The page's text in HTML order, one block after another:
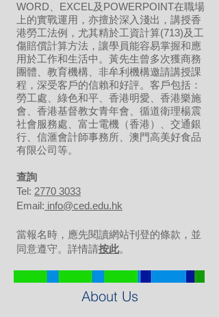
WORD、EXCEL及POWERPOINT在職場
上的實戰運用，亦擅於深入淺出，講授香
港勞工法例，尤其精於工資計算(713)及工
傷賠償計算方法，讓學員能容易掌握和應
用於工作和生活中。黃先生曾多次獲商務
團體、教育機構、非牟利機構邀請講授課
程，深受客戶的信賴和好評。客戶包括：
勞工處、綠色和平、香港明愛、香港樂施
會、香港基督教女青年會、循道衛理楊震
社會服務處、富士電機（香港）、交通銀
行、信滙會計師事務所、澳門高美好食品
有限公司等。
​查詢
Tel: 2770 3033
Email: info@ced.edu.hk
當報名時，應先閱讀網站刊登的條款，並
同意遵守。詳情請按此。
About Us